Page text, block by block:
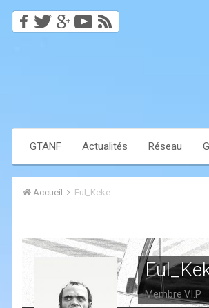
GTANF Actualités Réseau
Accueil Eul_Keke
Membre V.I.P.